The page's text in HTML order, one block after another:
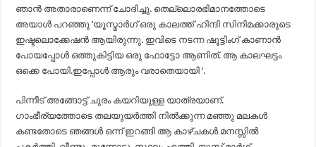
ഞാൻ അതാരാണെന്ന് ചോദിച്ചു. തെല്ലൊരഭിമാനത്തോടെ
അയാൾ പറഞ്ഞു ‘യൂസ്മാർഗ് ഒരു കാലത്ത് ഹിന്ദി സിനിമക്കാരുടെ
ഇഷ്ടലൊക്കേഷൻ ആയിരുന്നു. ഇവിടെ നടന്ന ഷൂട്ടിംഗ് കാണാൻ
പോയപ്പോൾ ഒത്തുകിട്ടിയ ഒരു ഫോട്ടോ ആണിത്. ആ കാലഘട്ടം
ഒക്കെ പോയി.ഇപ്പോൾ ആരും വരാതെയായി ‘.
പിന്നീട് അങ്ങോട്ട് ചുരം കയറിയുള്ള യാത്രയാണ്.
ഗാംഭീര്യത്തോടെ തലയുയർത്തി നിൽക്കുന്ന മഞ്ഞു മലകൾ
കണ്ടതോടെ ഞങ്ങൾ ഒന്ന് ഇറങ്ങി ആ കാഴ്ചകൾ മനസ്സിൽ